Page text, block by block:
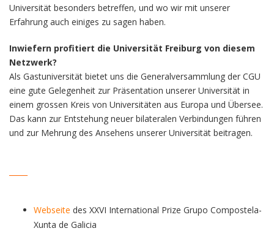
Universität besonders betreffen, und wo wir mit unserer
Erfahrung auch einiges zu sagen haben.
Inwiefern profitiert die Universität Freiburg von diesem
Netzwerk?
Als Gastuniversität bietet uns die Generalversammlung der CGU
eine gute Gelegenheit zur Präsentation unserer Universität in
einem grossen Kreis von Universitäten aus Europa und Übersee.
Das kann zur Entstehung neuer bilateralen Verbindungen führen
und zur Mehrung des Ansehens unserer Universität beitragen.
Webseite des XXVI International Prize Grupo Compostela-
Xunta de Galicia